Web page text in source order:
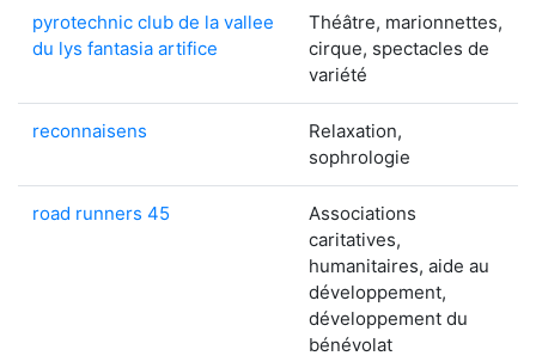
pyrotechnic club de la vallee
du lys fantasia artifice
Théâtre, marionnettes,
cirque, spectacles de
variété
reconnaisens
Relaxation,
sophrologie
road runners 45
Associations
caritatives,
humanitaires, aide au
développement,
développement du
bénévolat